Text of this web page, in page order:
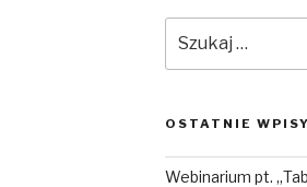
OSTATNIE WPISY
Webinarium pt.